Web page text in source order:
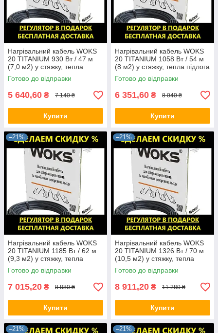
Нагрівальний кабель WOKS
20 TITANIUM 930 Вт / 47 м
(7,0 м2) у стяжку, тепла
підлога електрична Вокс
Готово до відправки
5 640,60 ₴ 7 140 ₴
Купити
Нагрівальний кабель WOKS
20 TITANIUM 1058 Вт / 54 м
(8 м2) у стяжку, тепла підлога
електрична Вокс
Готово до відправки
6 351,60 ₴ 8 040 ₴
Купити
–21%
Нагрівальний кабель WOKS
20 TITANIUM 1185 Вт / 62 м
(9,3 м2) у стяжку, тепла
підлога електрична Вокс
Готово до відправки
7 015,20 ₴ 8 880 ₴
Купити
–21%
Нагрівальний кабель WOKS
20 TITANIUM 1326 Вт / 70 м
(10,5 м2) у стяжку, тепла
підлога електрична Вокс
Готово до відправки
8 911,20 ₴ 11 280 ₴
Купити
–21% –21%